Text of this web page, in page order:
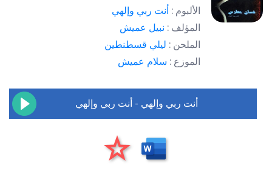
الألبوم : أنت ربي وإلهي
المؤلف : نبيل عميش
الملحن : ليلي قسطنطين
الموزع : سلام عميش
أنت ربي وإلهي - أنت ربي وإلهي